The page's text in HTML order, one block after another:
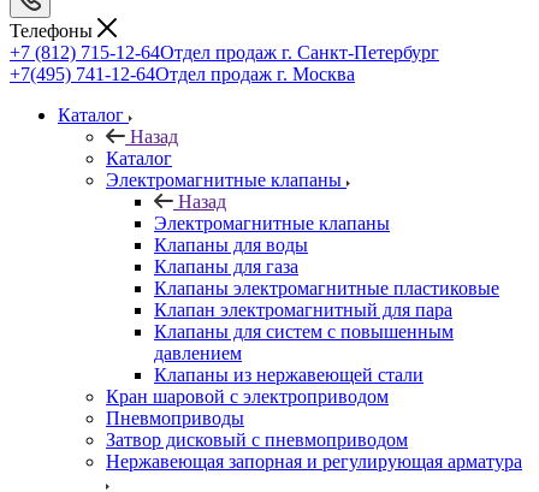
Телефоны
+7 (812) 715-12-64Отдел продаж г. Санкт-Петербург
+7(495) 741-12-64Отдел продаж г. Москва
Каталог
Назад
Каталог
Электромагнитные клапаны
Назад
Электромагнитные клапаны
Клапаны для воды
Клапаны для газа
Клапаны электромагнитные пластиковые
Клапан электромагнитный для пара
Клапаны для систем с повышенным
давлением
Клапаны из нержавеющей стали
Кран шаровой с электроприводом
Пневмоприводы
Затвор дисковый с пневмоприводом
Нержавеющая запорная и регулирующая арматура